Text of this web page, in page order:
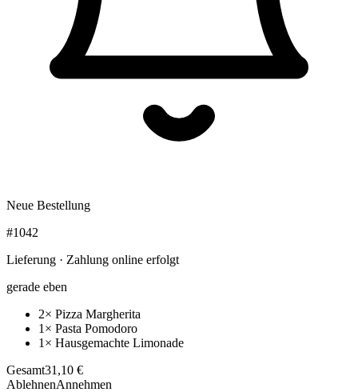
Neue Bestellung
#1042
Lieferung · Zahlung online erfolgt
gerade eben
2× Pizza Margherita
1× Pasta Pomodoro
1× Hausgemachte Limonade
Gesamt31,10 €
AblehnenAnnehmen